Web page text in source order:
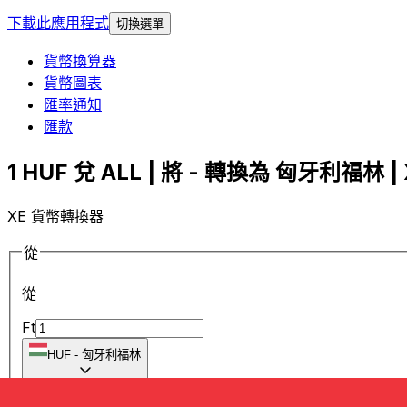
下載此應用程式 切換選單
貨幣換算器
貨幣圖表
匯率通知
匯款
1 HUF 兌 ALL | 將 - 轉換為 匈牙利福林 |
XE 貨幣轉換器
從
從
Ft
HUF - 匈牙利福林